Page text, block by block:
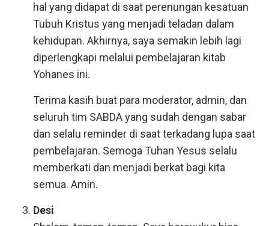
hal yang didapat di saat perenungan kesatuan
Tubuh Kristus yang menjadi teladan dalam
kehidupan. Akhirnya, saya semakin lebih lagi
diperlengkapi melalui pembelajaran kitab
Yohanes ini.
Terima kasih buat para moderator, admin, dan
seluruh tim SABDA yang sudah dengan sabar
dan selalu reminder di saat terkadang lupa saat
pembelajaran. Semoga Tuhan Yesus selalu
memberkati dan menjadi berkat bagi kita
semua. Amin.
Desi